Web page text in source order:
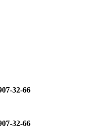
32-66
32-66